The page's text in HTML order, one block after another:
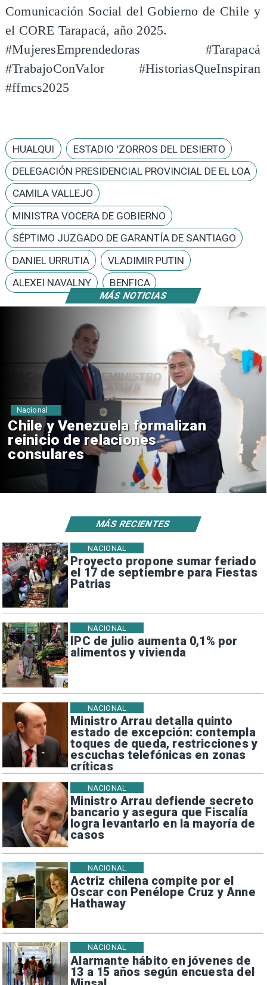
MÁS NOTICIAS
Comunicación Social del Gobierno de Chile y
el CORE Tarapacá, año 2025.
#MujeresEmprendedoras #Tarapacá
#TrabajoConValor #HistoriasQueInspiran
#ffmcs2025
HUALQUI
ESTADIO 'ZORROS DEL DESIERTO
DELEGACIÓN PRESIDENCIAL PROVINCIAL DE EL LOA
CAMILA VALLEJO
MINISTRA VOCERA DE GOBIERNO
SÉPTIMO JUZGADO DE GARANTÍA DE SANTIAGO
DANIEL URRUTIA
VLADIMIR PUTIN
ALEXEI NAVALNY
BENFICA
Feriantes rechazan dichos de
Camila Flores sobre Fabiola
Campillai
Nacional
Proyecto propone sumar feriado
el 17 de septiembre para Fiestas
Patrias
NACIONAL
IPC de julio aumenta 0,1% por
alimentos y vivienda
NACIONAL
Ministro Arrau detalla quinto
estado de excepción: contempla
toques de queda, restricciones y
escuchas telefónicas en zonas
críticas
NACIONAL
Ministro Arrau defiende secreto
bancario y asegura que Fiscalía
logra levantarlo en la mayoría de
casos
NACIONAL
Actriz chilena compite por el
Oscar con Penélope Cruz y Anne
Hathaway
NACIONAL
Alarmante hábito en jóvenes de
13 a 15 años según encuesta del
NACIONAL
MÁS RECIENTES